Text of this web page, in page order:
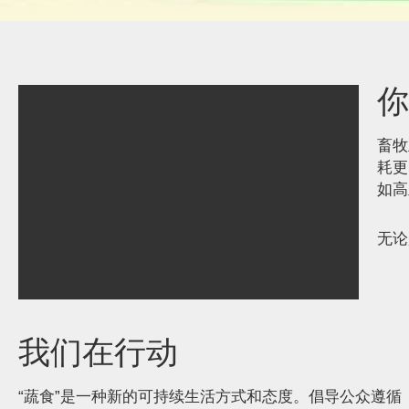
A
畜
耗
如
无
我们在行动
“蔬食”是一种新的可持续生活方式和态度。倡导公众遵